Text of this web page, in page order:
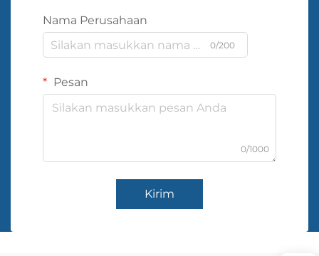
Nama Perusahaan
0/200
Pesan
0/1000
Kirim